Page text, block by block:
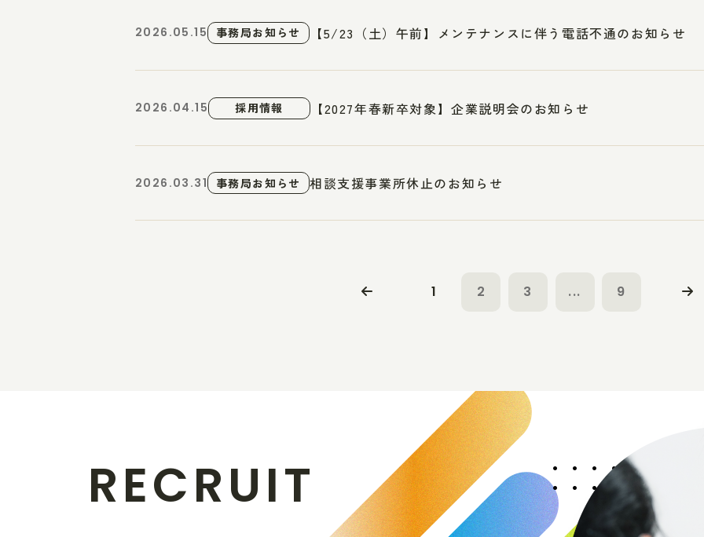
2026.05.15 事務局お知らせ 【5/23（土）午前】メンテナンスに伴う電話不通のお知らせ
2026.04.15 採用情報 【2027年春新卒対象】企業説明会のお知らせ
2026.03.31 事務局お知らせ 相談支援事業所休止のお知らせ
1 2 3 ... 9
RECRUIT